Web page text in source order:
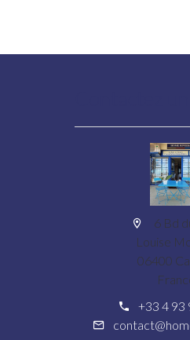
6 Bd
Louise
06400
+33 4 93